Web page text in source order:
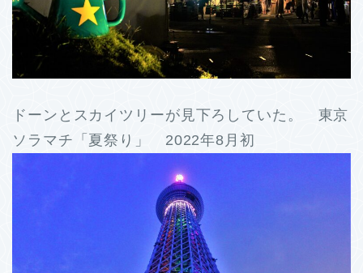
ドーンとスカイツリーが見下ろしていた。 東京
ソラマチ「夏祭り」 2022年8月初